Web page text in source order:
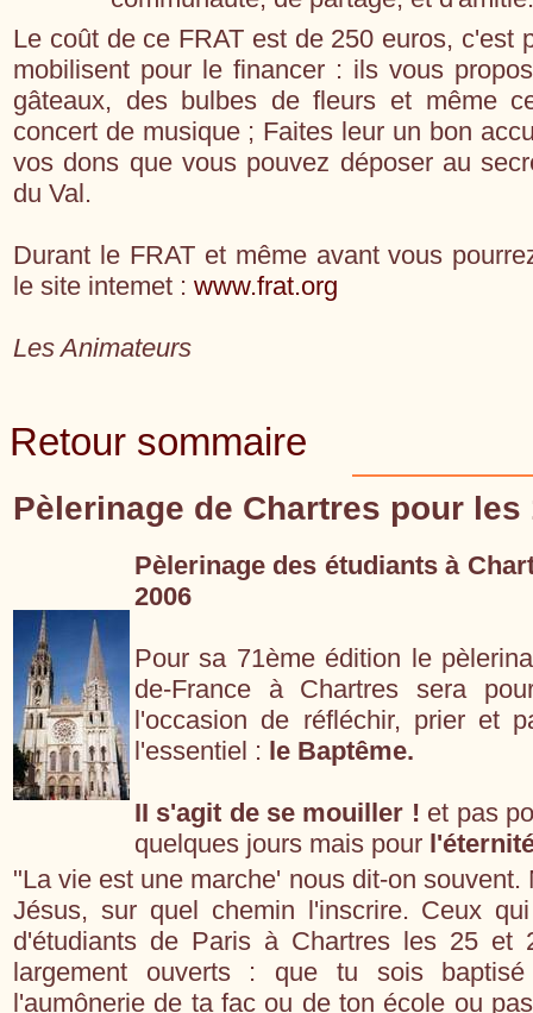
Le coût de ce FRAT est de 250 euros, c'est
mobilisent pour le financer : ils vous
gâteaux, des bulbes de fleurs et même
concert de musique ; Faites leur un bon
vos dons que vous pouvez déposer au
du Val.
Durant le FRAT et même avant vous
le site intemet : www.frat.org
Les Animateurs
Retour sommaire
Pèlerinage de Chartres pour les
Pèlerinage des étudiants à
2006
Pour sa 71ème édition le
de-France à Chartres sera
l'occasion de réfléchir, prier et
l'essentiel : le Baptême.
II s'agit de se mouiller ! et pas
quelques jours mais pour
"La vie est une marche' nous dit-on
Jésus, sur quel chemin l'inscrire. Ceux
d'étudiants de Paris à Chartres les 25 et
largement ouverts : que tu sois
l'aumônerie de ta fac ou de ton école ou